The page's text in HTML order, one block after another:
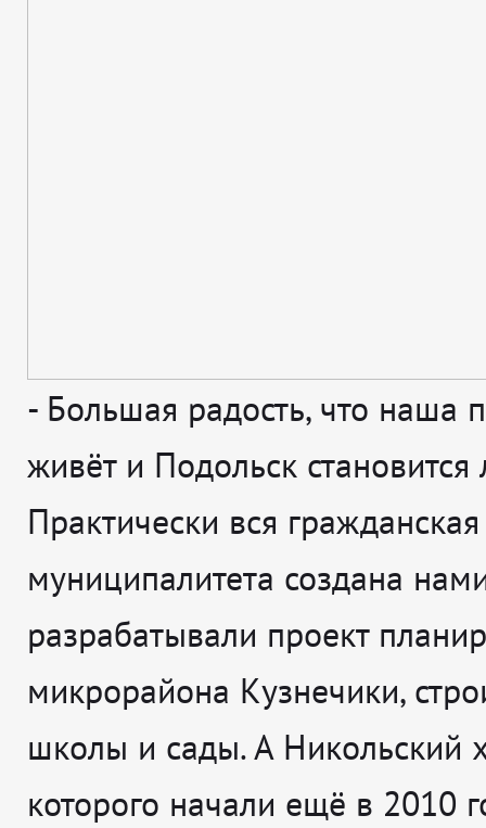
- Большая радость, что наша
живёт и Подольск становится
Практически вся
муниципалитета создана
разрабатывали проект
микрорайона Кузнечики,
школы и сады. А Никольский
которого начали ещё в 2010